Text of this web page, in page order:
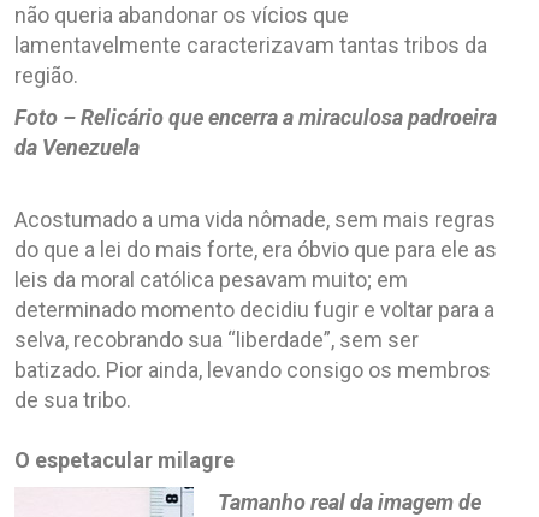
não queria abandonar os vícios que
lamentavelmente caracterizavam tantas tribos da
região.
Foto – Relicário que encerra a miraculosa padroeira
da Venezuela
Acostumado a uma vida nômade, sem mais regras
do que a lei do mais forte, era óbvio que para ele as
leis da moral católica pesavam muito; em
determinado momento decidiu fugir e voltar para a
selva, recobrando sua “liberdade”, sem ser
batizado. Pior ainda, levando consigo os membros
de sua tribo.
O espetacular milagre
Tamanho real da imagem de